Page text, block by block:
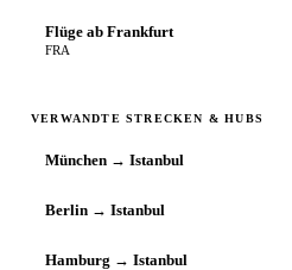
Flüge ab Frankfurt
FRA
VERWANDTE STRECKEN & HUBS
München → Istanbul
Berlin → Istanbul
Hamburg → Istanbul